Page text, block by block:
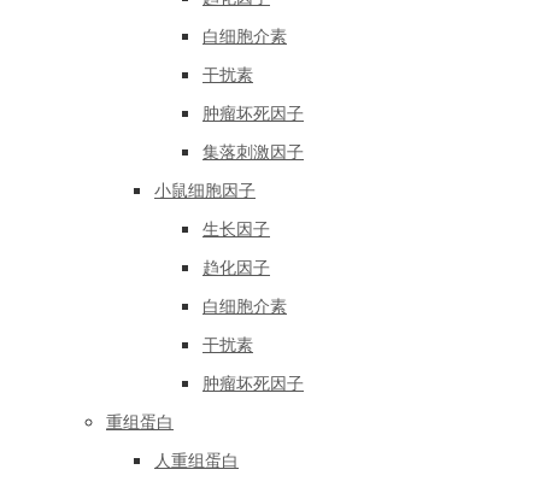
白细胞介素
干扰素
肿瘤坏死因子
集落刺激因子
小鼠细胞因子
生长因子
趋化因子
白细胞介素
干扰素
肿瘤坏死因子
重组蛋白
人重组蛋白